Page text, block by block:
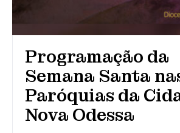
Programação da
Semana Santa
Paróquias da
Nova Odessa